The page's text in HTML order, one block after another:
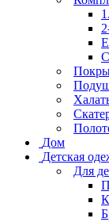
Дом
Детская
Для